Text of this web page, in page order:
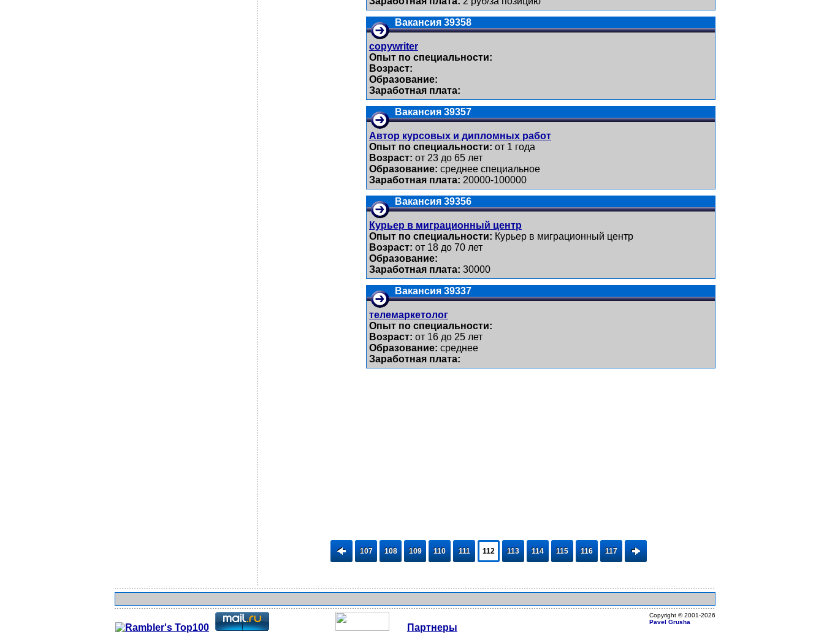
Вакансия 39358
copywriter
Опыт по специальности:
Возраст:
Образование:
Заработная плата:
Вакансия 39357
Автор курсовых и дипломных работ
Опыт по специальности: от 1 года
Возраст: от 23 до 65 лет
Образование: среднее специальное
Заработная плата: 20000-100000
Вакансия 39356
Курьер в миграционный центр
Опыт по специальности: Курьер в миграционный центр
Возраст: от 18 до 70 лет
Образование:
Заработная плата: 30000
Вакансия 39337
телемаркетолог
Опыт по специальности:
Возраст: от 16 до 25 лет
Образование: среднее
Заработная плата:
107 108 109 110 111 112 113 114 115 116 117
Партнеры
Copyright ©2001-2026
Pavel Grusha